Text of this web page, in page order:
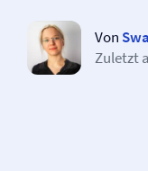
Von
Zuletzt